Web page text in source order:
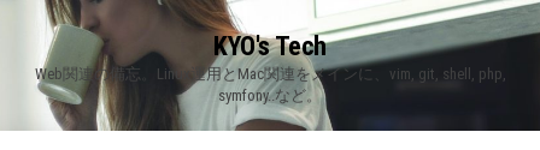
content
KYO's Tech
Web関連の備忘。Linux運用とMac関連をメインに、vim, git, shell, php,
symfony..など。